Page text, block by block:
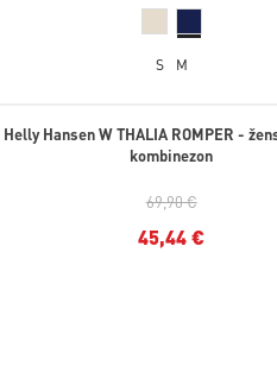
S M
Helly Hansen W THALIA ROMPER -
kombinezon
69,90 €
45,44 €